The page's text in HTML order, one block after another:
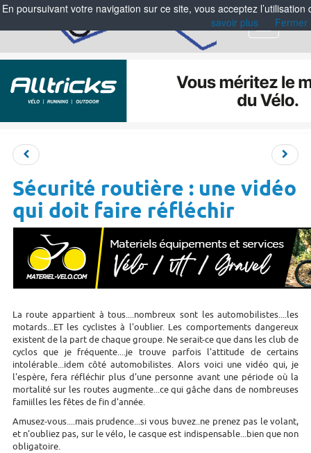
Menu
Sécurité routière : une vidéo
qui doit faire réfléchir
La route appartient à tous....nombreux sont les automobilistes....les
motards...ET les cyclistes à l'oublier. Les comportements dangereux
existent de la part de chaque groupe. Ne serait-ce que dans les club de
cyclos que je fréquente....je trouve parfois l'attitude de certains
intolérable...idem côté automobilistes. Alors voici une vidéo qui, je
l'espère, fera réfléchir plus d'une personne avant une période où la
mortalité sur les routes augmente...ce qui gâche dans de nombreuses
famiilles les fêtes de fin d'année.
Amusez-vous....mais prudence...si vous buvez..ne prenez pas le volant,
et n'oubliez pas, sur le vélo, le casque est indispensable...bien que non
obligatoire.
En poursuivant votre navigation sur ce site, vous acceptez
savoir plus
Fermer